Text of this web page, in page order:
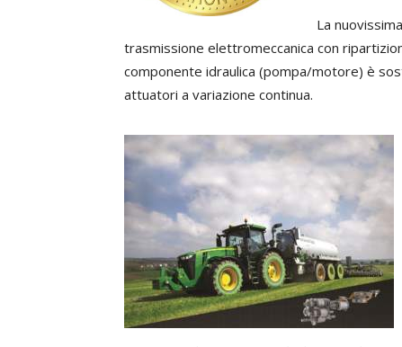
La
trasmissione elettromeccanica con
componente idraulica (pompa/motore) è
attuatori a variazione continua.